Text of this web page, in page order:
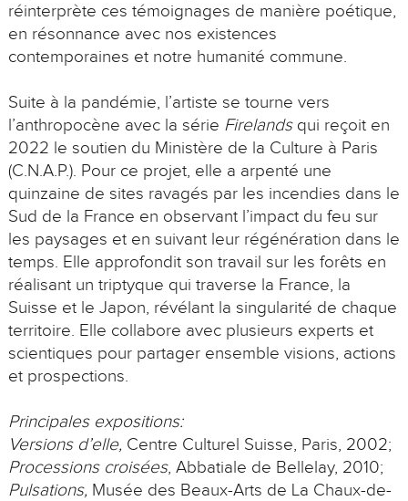
réinterprète ces témoignages de manière poétique,
en résonnance avec nos existences
contemporaines et notre humanité commune.
Suite à la pandémie, l’artiste se tourne vers
l’anthropocène avec la série Firelandsqui reçoit en
2022 le soutien du Ministère de la Culture à Paris
(C.N.A.P.). Pour ce projet, elle a arpenté une
quinzaine de sites ravagés par les incendies dans le
Sud de la France en observant l’impact du feu sur
les paysages et en suivant leur régénération dans le
temps. Elle approfondit son travail sur les forêts en
réalisant un triptyque qui traverse la France, la
Suisse et le Japon, révélant la singularité de chaque
territoire. Elle collabore avec plusieurs experts et
scientiques pour partager ensemble visions, actions
et prospections.
Principales expositions:
Versions d’elle,Centre Culturel Suisse, Paris, 2002;
Processions croisées, Abbatiale de Bellelay, 2010;
Pulsations,Musée des Beaux-Arts de La Chaux-de-